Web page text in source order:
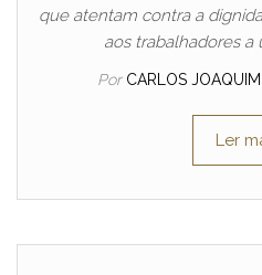
que atentam contra a
aos trabalhadores a
Por CARLOS JOAQUIM
Ler